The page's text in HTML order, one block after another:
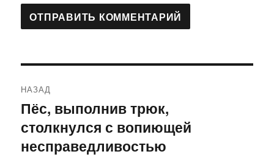
по
записям
НАЗАД
Предыдущая
запись:
Пёс, выполнив трюк,
столкнулся с вопиющей
несправедливостью